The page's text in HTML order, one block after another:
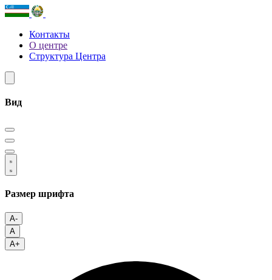
Контакты
О центре
Структура Центра
Вид
Размер шрифта
A-
A
A+